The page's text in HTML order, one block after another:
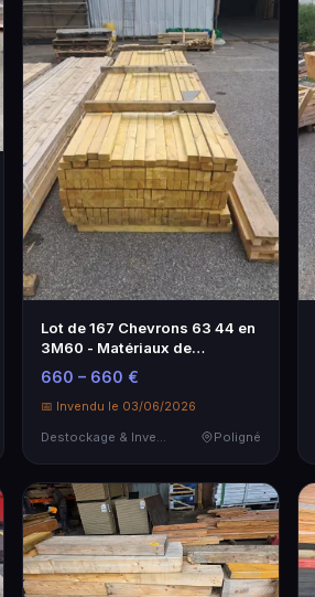
Lot de 167 Chevrons 63 44 en
3M60 - Matériaux de
Construction
660 – 660 €
📅 Invendu le 03/06/2026
Destockage & Invendus
Poligné